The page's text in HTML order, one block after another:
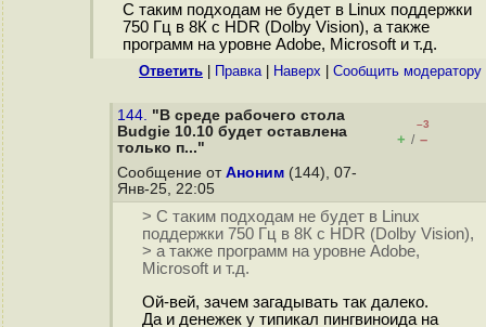
С таким подходам не будет в Linux поддержки
750 Гц в 8К с HDR (Dolby Vision), а также
программ на уровне Adobe, Microsoft и т.д.
Ответить Правка| Наверх Cообщить модератору
144. "В среде рабочего стола
Budgie 10.10 будет оставлена
только п..."
–3
+ / –
Сообщение от Аноним (144), 07-
Янв-25, 22:05
> С таким подходам не будет в Linux
поддержки 750 Гц в 8К с HDR (Dolby Vision),
> а также программ на уровне Adobe,
Microsoft и т.д.
Ой-вей, зачем загадывать так далеко.
Да и денежек у типикал пингвиноида на